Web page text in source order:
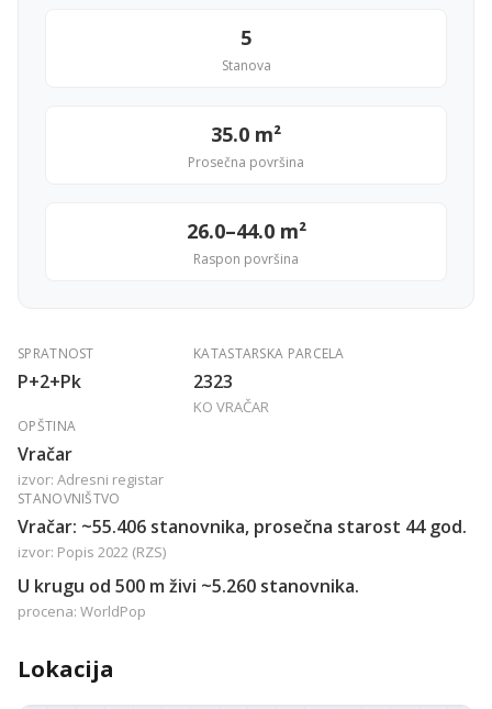
5
Stanova
35.0 m²
Prosečna površina
26.0–44.0 m²
Raspon površina
SPRATNOST
P+2+Pk
KATASTARSKA PARCELA
2323
KO VRAČAR
OPŠTINA
Vračar
izvor: Adresni registar
STANOVNIŠTVO
Vračar: ~55.406 stanovnika, prosečna starost 44 god.
izvor: Popis 2022 (RZS)
U krugu od 500 m živi ~5.260 stanovnika.
procena: WorldPop
Lokacija